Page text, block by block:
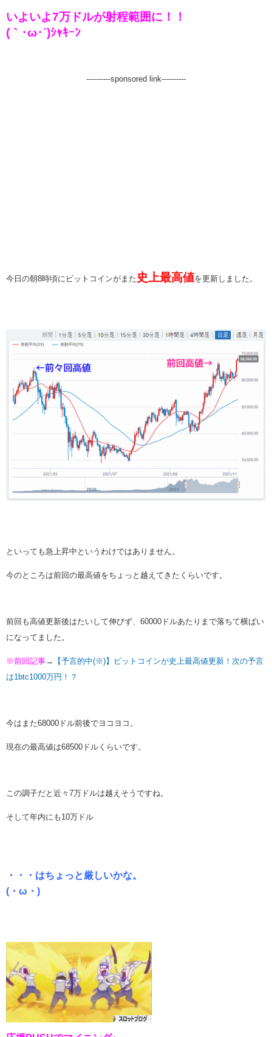
いよいよ7万ドルが射程範囲に！！
(｀･ω･´)ｼｬｷｰﾝ
----------sponsored link----------
今日の朝8時頃にビットコインがまた 史上最高値を更新しました。
といっても急上昇中というわけではありません。
今のところは前回の最高値をちょっと越えてきたくらいです。
前回も高値更新後はたいして伸びず、60000ドルあたりまで落ちて横ばい
になってました。
※前回記事→
【予言的中(※)】ビットコインが史上最高値更新！次の予言
は1btc1000万円！？
今はまた68000ドル前後でヨコヨコ。
現在の最高値は68500ドルくらいです。
この調子だと近々7万ドルは越えそうですね。
そして年内にも10万ドル
・・・はちょっと厳しいかな。
(・ω・)